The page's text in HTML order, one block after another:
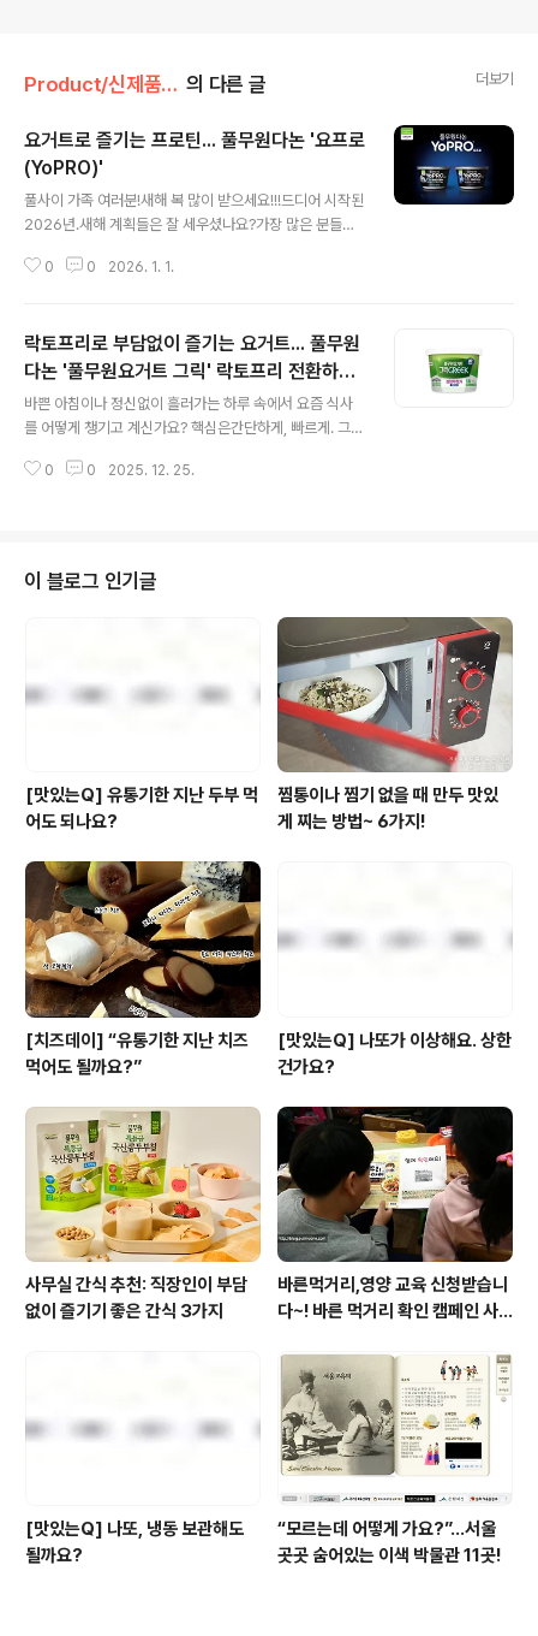
Product/신제품 인사드려요! 의 다른 글 더보기
요거트로 즐기는 프로틴... 풀무원다논 '요프로
(YoPRO)'
풀사이 가족 여러분!새해 복 많이 받으세요!!!드디어 시작된
2026년.새해 계획들은 잘 세우셨나요?가장 많은 분들이
영양섭취가 정말 중요한데요.그래서 일까요?요즘 건강 관
전에는 프로틴 파우더 같이 가루 분말을 많이 이용했다면
요즘엔 프로틴이 함유된 식품이 인기라고 하는데요.그렇다
면프로틴 요거트는 들어보셨을까요?발효유 전문기업 풀무
원다논에서프랑스 다논이 전 세계 23개국에서 선보이고
있는프리미엄 고함량 프로틴 요거트 브랜드'요프로(YoPR
O)'를 국내 론칭했거든요.'요프로(YoPRO)'는100년 발효
0 0 2026. 1. 1.
락토프리로 부담없이 즐기는 요거트... 풀무원
다논 '풀무원요거트 그릭' 락토프리 전환하고
당 55% 추가 저감
바쁜 아침이나 정신없이 흘러가는 하루 속에서 요즘 식사
를 어떻게 챙기고 계신가요? 핵심은간단하게, 빠르게. 그래
정말 많아졌는데요.(특히 바쁜 아침엔 딱이죠.)한 컵 꺼내
건 아니죠. 평소 유제품 먹고 속이 불편했던 분들도 생각보
다 꽤 많으니까요. 그래서 오늘은간편함은 물론유제품 섭
취 시 불편함을 겪는 분들도안심하고 즐 길 수 있는 제품으
로 준비했는데요.바로 풀무원다논의 '풀무원요거트 그
릭'입니다.풀무원다논이라고 하면 10년 연속 국내 그릭 요
거트 판매 1위 브랜드로유명하잖아요? (닐..
0 0 2025. 12. 25.
이 블로그 인기글
[맛있는Q] 유통기한 지난 두부 먹
어도 되나요?
찜통이나 찜기 없을 때 만두 맛있
게 찌는 방법~ 6가지!
[치즈데이] “유통기한 지난 치즈
먹어도 될까요?”
[맛있는Q] 나또가 이상해요. 상한
건가요?
사무실 간식 추천: 직장인이 부담
없이 즐기기 좋은 간식 3가지
바른먹거리,영양 교육 신청받습니
다~! 바른 먹거리 확인 캠페인 사
[맛있는Q] 나또, 냉동 보관해도
될까요?
“모르는데 어떻게 가요?”...서울
곳곳 숨어있는 이색 박물관 11곳!